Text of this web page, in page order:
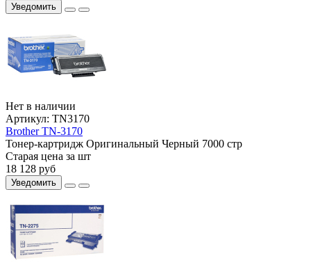
Уведомить
Нет в наличии
Артикул: TN3170
Brother TN-3170
Тонер-картридж Оригинальный Черный 7000 стр
Старая цена за шт
18 128 руб
Уведомить